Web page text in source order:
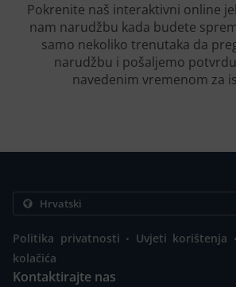
Pokrenite naš interaktivni online
nam narudžbu kada budete
samo nekoliko trenutaka da
narudžbu i pošaljemo
navedenim vremenom za
Politika privatnosti . Uvjeti korištenja .
kolačića
Kontaktirajte nas